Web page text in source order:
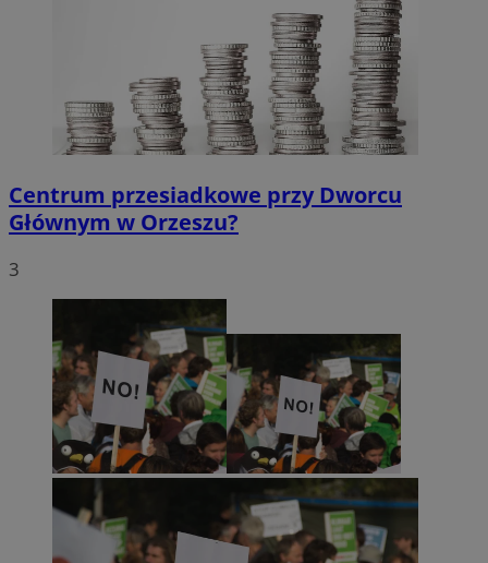
Centrum przesiadkowe przy Dworcu
Głównym w Orzeszu?
3